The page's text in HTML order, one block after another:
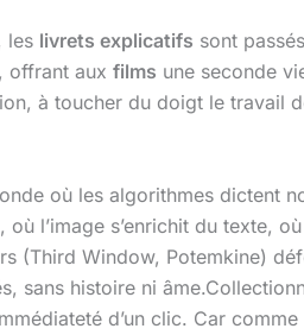
les livrets explicatifs sont
offrant aux films une seconde
à toucher du doigt le travail
où les algorithmes dictent
où l’image s’enrichit du texte,
(Third Window, Potemkine)
sans histoire ni
d’un clic. Car